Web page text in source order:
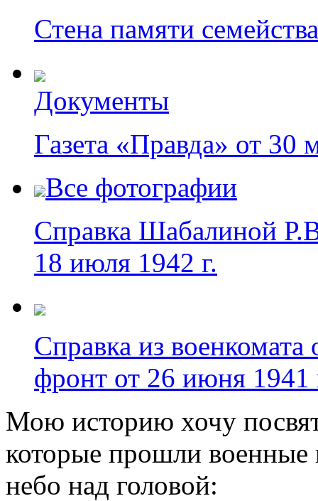
Стена памяти
Документы
Газета «Правда» от 30
Все фотографии
Справка Шабалиной
18 июля 1942 г.
Справка из
фронт от 26 июня 1941
Мою историю хочу
которые прошли
небо над головой: